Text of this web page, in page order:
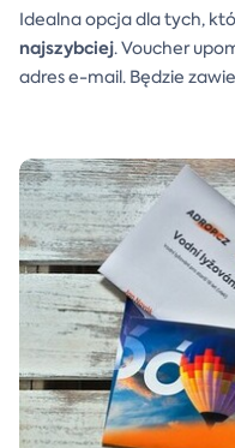
Idealna opcja dla tych,
najszybciej. Voucher
adres e-mail. Będzie
dołączona do